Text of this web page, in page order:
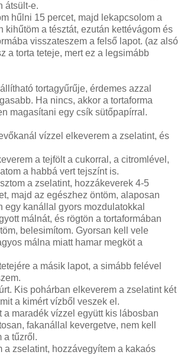
átsült-e.
hűlni 15 percet, majd lekapcsolom a
kihűtöm a tésztát, ezután kettévágom és
visszateszem a felső lapot. (az alsó
a torta teteje, mert ez a legsimább
tortagyűrűje, érdemes azzal
Ha nincs, akkor a tortaforma
magasítani egy csík sütőpapírral.
vízzel elkeverem a zselatint, és
a tejfölt a cukorral, a citromlével,
a habbá vert tejszínt is.
a zselatint, hozzákeverek 4-5
majd az egészhez öntöm, alaposan
egy kanállal gyors mozdulatokkal
málnát, és rögtön a tortaformában
belesimítom. Gyorsan kell vele
málna miatt hamar megköt a
a másik lapot, a simább felével
Kis pohárban elkeverem a zselatint két
a kimért vízből veszek el.
a maradék vízzel együtt kis lábosban
fakanállal kevergetve, nem kell
a tűzről.
a zselatint, hozzávegyítem a kakaós